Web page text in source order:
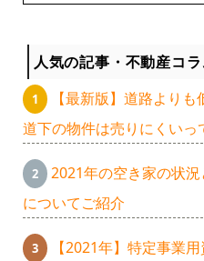
人気の記事・不動産コ
【最新版】道路よりも
道下の物件は売りにくいっ
2021年の空き家の状
についてご紹介
【2021年】特定事業